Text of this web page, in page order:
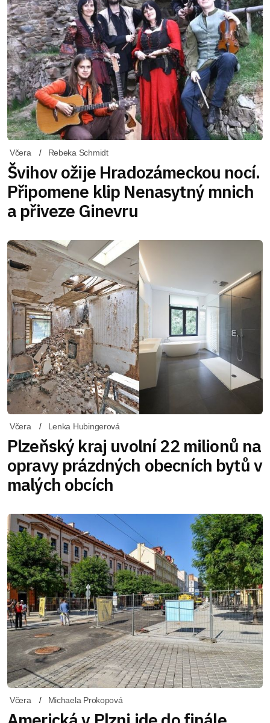
Včera Rebeka Schmidt
Švihov ožije Hradozámeckou nocí.
Připomene klip Nenasytný mnich
a přiveze Ginevru
Včera Lenka Hubingerová
Plzeňský kraj uvolní 22 milionů na
opravy prázdných obecních bytů v
malých obcích
Včera Michaela Prokopová